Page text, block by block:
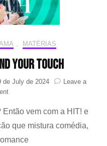
MATÉRIAS
Your Touch
de July de 2024
Leave a
on
HIT!:
Your
Touch
vem com a HIT! e
que mistura comédia,